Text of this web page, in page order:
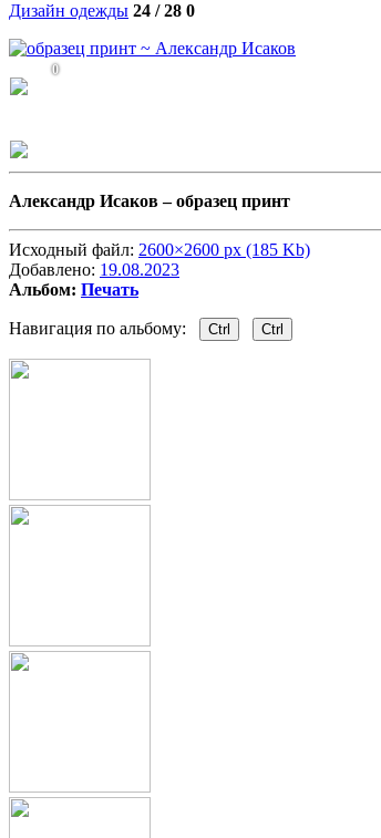
Дизайн одежды 24 / 28 0
0
Александр Исаков –образец принт
Исходный файл: 2600×2600 px (185 Kb)
Добавлено: 19.08.2023
Альбом: Печать
Навигация по альбому: Ctrl Ctrl